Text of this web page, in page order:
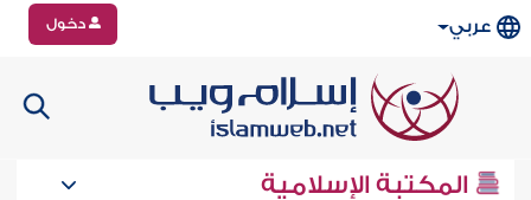
عربي دخول
المكتبة الإسلامية